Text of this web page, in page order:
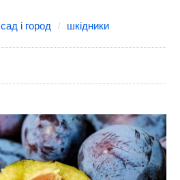
сад і город шкідники